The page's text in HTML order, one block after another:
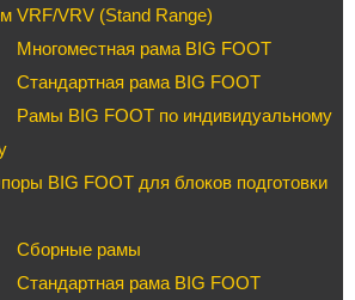
VRF/VRV (Stand Range)
Многоместная рама BIG FOOT
Стандартная рама BIG FOOT
Рамы BIG FOOT по индивидуальному
BIG FOOT для блоков подготовки
Сборные рамы
Стандартная рама BIG FOOT